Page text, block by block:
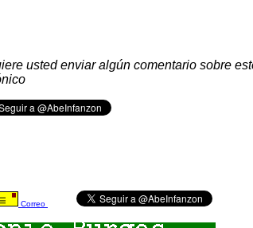
usted enviar algún comentario sobre
Correo